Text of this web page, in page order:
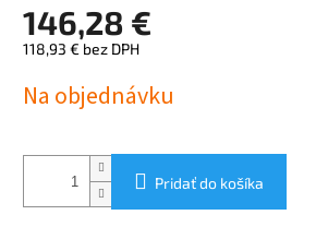
146,28 €
118,93 € bez DPH
cena:
Na objednávku
Pridať do košíka